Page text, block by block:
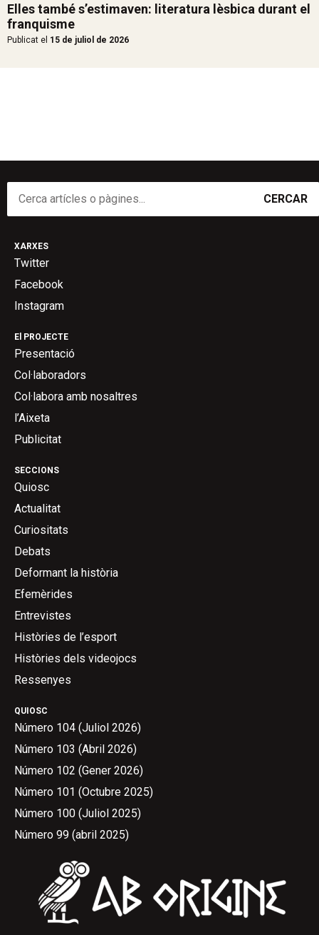
Elles també s’estimaven: literatura lèsbica durant el
franquisme
Publicat el 15 de juliol de 2026
CERCAR
QUIOSC
Número 104 (Juliol 2026)
Número 103 (Abril 2026)
Número 102 (Gener 2026)
Número 101 (Octubre 2025)
Número 100 (Juliol 2025)
Número 99 (abril 2025)
SECCIONS
Quiosc
Actualitat
Curiositats
Debats
Deformant la història
Efemèrides
Entrevistes
Històries de l’esport
Històries dels videojocs
Ressenyes
El PROJECTE
Presentació
Col·laboradors
Col·labora amb nosaltres
l’Aixeta
Publicitat
XARXES
Twitter
Facebook
Instagram